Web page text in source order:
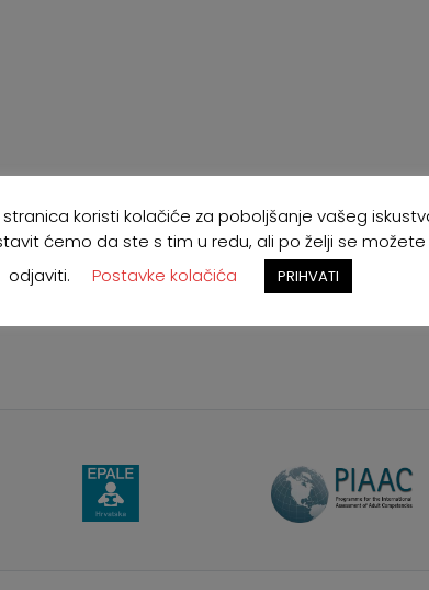
koristi kolačiće za poboljšanje vašeg
ćemo da ste s tim u redu, ali po želji se možete
odjaviti.
Postavke kolačića PRIHVATI